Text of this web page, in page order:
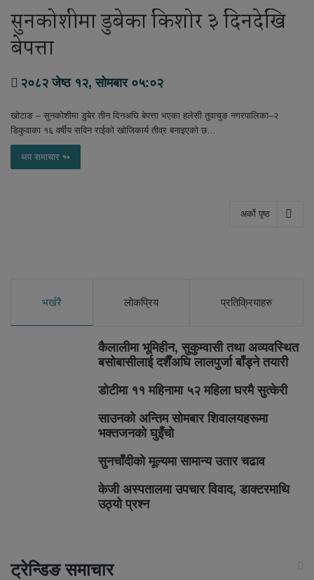
सुनकोशीमा डुबेका किशोर ३ दिनदेखि
बेपत्ता
२०८२ जेष्ठ १२, सोमबार ०५:०२
खोटाङ – सुनकोशीमा डुबेर तीन दिनअघि बेपत्ता भएका हलेसी तुवाचुङ नगरपालिका–२
डिकुवाका १६ वर्षीय सविन राईको खोजिकार्य तीव्र बनाइएको छ…
थप समाचार ↬
अर्को पृष्ठ
भर्खरै लोकप्रिय प्रतिक्रियाहरु
कैलालीमा भूमिहीन, सुकुम्वासी तथा अव्यवस्थित
बसोबासीलाई दशैँअघि लालपुर्जा बाँड्ने तयारी
डोटीमा ११ महिनामा ५२ महिला घरमै सुत्केरी
साउनको अन्तिम सोमबार शिवालयहरूमा
भक्तजनको घुइँचो
सुनचाँदीको मूल्यमा सामान्य उतार चढाव
केजी अस्पतालमा उपचार विवाद, डाक्टरमाथि
उठ्यो प्रश्न
ट्रेन्डिङ समाचार